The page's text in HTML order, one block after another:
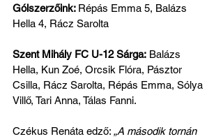
Gólszerzőink: Répás Emma 5, Balázs
Hella 4, Rácz Sarolta
Szent Mihály FC U-12 Sárga: Balázs
Hella, Kun Zoé, Orcsik Flóra, Pásztor
Csilla, Rácz Sarolta, Répás Emma, Sólya
Villő, Tari Anna, Tálas Fanni.
Czékus Renáta edző: „A második tornán